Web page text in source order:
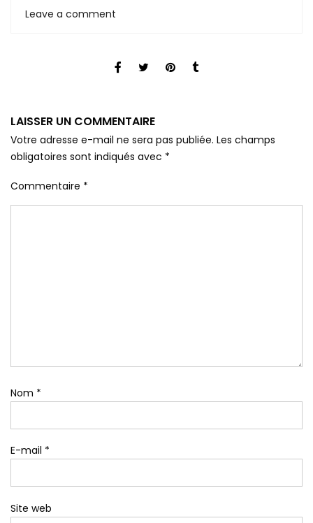
Leave a comment
LAISSER UN COMMENTAIRE
Votre adresse e-mail ne sera pas publiée. Les champs
obligatoires sont indiqués avec *
Commentaire *
Nom *
E-mail *
Site web